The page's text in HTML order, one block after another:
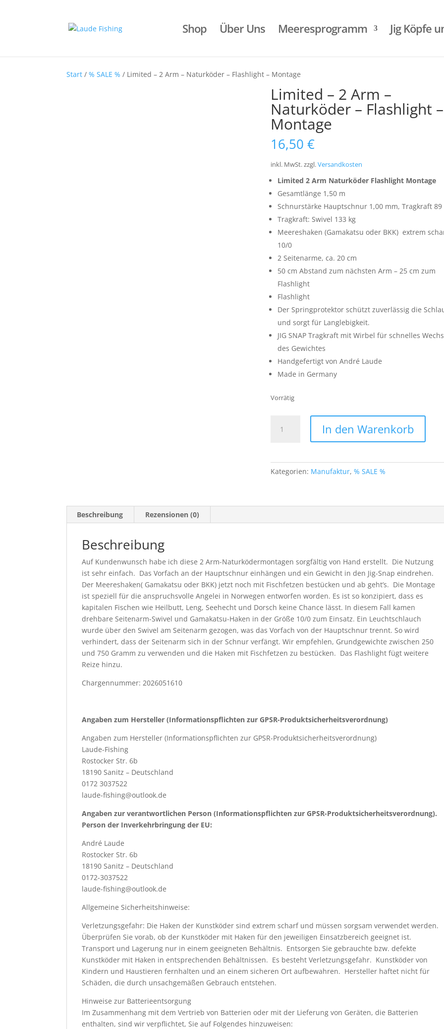
Shop Über Uns Meeresprogramm Jig Köpfe
Start /% SALE % / Limited – 2 Arm – Naturköder – Flashlight – Montage
Limited – 2 Arm –
Naturköder – Flashlight –
Montage
16,50€
inkl. MwSt.zzgl.Versandkosten
Limited 2 Arm Naturköder Flashlight Montage
Gesamtlänge 1,50 m
Schnurstärke Hauptschnur 1,00 mm, Tragkraft 89
Tragkraft: Swivel 133 kg
Meereshaken (Gamakatsu oder BKK) extrem
10/0
2 Seitenarme, ca. 20 cm
50 cm Abstand zum nächsten Arm – 25 cm zum
Flashlight
Flashlight
Der Springprotektor schützt zuverlässig die
und sorgt für Langlebigkeit.
JIG SNAP Tragkraft mit Wirbel für schnelles
des Gewichtes
Handgefertigt von André Laude
Made in Germany
Vorrätig
Naturköder
Montage
In den Warenkorb
Kategorien: Manufaktur,% SALE %
Beschreibung Rezensionen (0)
Beschreibung
Auf Kundenwunsch habe ich diese 2 Arm-Naturködermontagen sorgfältig von Hand erstellt. Die Nutzung
ist sehr einfach. Das Vorfach an der Hauptschnur einhängen und ein Gewicht in den Jig-Snap eindrehen.
Der Meereshaken( Gamakatsu oder BKK) jetzt noch mit Fischfetzen bestücken und ab geht’s. Die Montage
ist speziell für die anspruchsvolle Angelei in Norwegen entworfen worden. Es ist so konzipiert, dass es
kapitalen Fischen wie Heilbutt, Leng, Seehecht und Dorsch keine Chance lässt. In diesem Fall kamen
drehbare Seitenarm-Swivel und Gamakatsu-Haken in der Größe 10/0 zum Einsatz. Ein Leuchtschlauch
wurde über den Swivel am Seitenarm gezogen, was das Vorfach von der Hauptschnur trennt. So wird
verhindert, dass der Seitenarm sich in der Schnur verfängt. Wir empfehlen, Grundgewichte zwischen 250
und 750 Gramm zu verwenden und die Haken mit Fischfetzen zu bestücken. Das Flashlight fügt weitere
Reize hinzu.
Chargennummer: 2026051610
Angaben zum Hersteller (Informationspflichten zur GPSR-Produktsicherheitsverordnung)
Angaben zum Hersteller (Informationspflichten zur GPSR-Produktsicherheitsverordnung)
Laude-Fishing
Rostocker Str. 6b
18190 Sanitz – Deutschland
0172 3037522
laude-fishing@outlook.de
Angaben zur verantwortlichen Person (Informationspflichten zur GPSR-Produktsicherheitsverordnung).
Person der Inverkehrbringung der EU:
André Laude
Rostocker Str. 6b
18190 Sanitz – Deutschland
0172-3037522
laude-fishing@outlook.de
Allgemeine Sicherheitshinweise:
Verletzungsgefahr: Die Haken der Kunstköder sind extrem scharf und müssen sorgsam verwendet werden.
Überprüfen Sie vorab, ob der Kunstköder mit Haken für den jeweiligen Einsatzbereich geeignet ist.
Transport und Lagerung nur in einem geeigneten Behältnis. Entsorgen Sie gebrauchte bzw. defekte
Kunstköder mit Haken in entsprechenden Behältnissen. Es besteht Verletzungsgefahr. Kunstköder von
Kindern und Haustieren fernhalten und an einem sicheren Ort aufbewahren. Hersteller haftet nicht für
Schäden, die durch unsachgemäßen Gebrauch entstehen.
Hinweise zur Batterieentsorgung
Im Zusammenhang mit dem Vertrieb von Batterien oder mit der Lieferung von Geräten, die Batterien
enthalten, sind wir verpflichtet, Sie auf Folgendes hinzuweisen: